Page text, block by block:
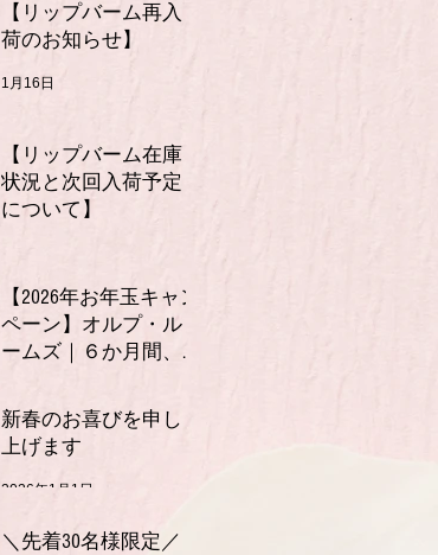
【リップバーム再入
荷のお知らせ】
1月16日
【リップバーム在庫
状況と次回入荷予定
について】
【2026年お年玉キャン
ペーン】オルプ・ル
ームズ｜６か月間、
分クーポン付きお年
玉セット（全６種）
新春のお喜びを申し
上げます
2026年1月1日
＼先着30名様限定／